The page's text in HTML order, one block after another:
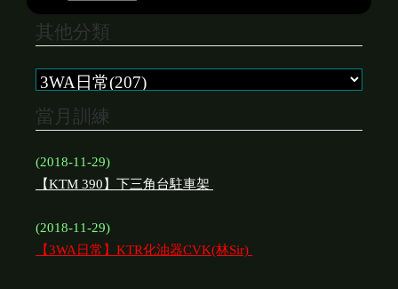
其他分類
當月訓練
(2018-11-29)
【KTM 390】下三角台駐車架
(2018-11-29)
【3WA日常】KTR化油器CVK(林Sir)